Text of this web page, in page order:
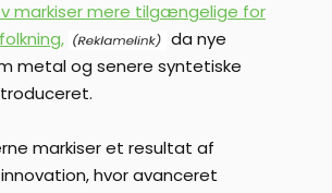
markiser mere tilgængelige for
da nye
metal og senere syntetiske
markiser et resultat af
hvor avanceret